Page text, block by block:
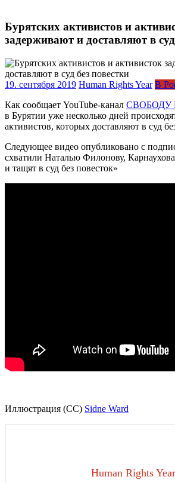
Бурятских активистов и
задерживают и доставляют в
19. сентября 2019 Human Rights Year В
Как сообщает YouTube-канал СВОБОДУ
в Бурятии уже несколько дней
активистов, которых доставляют в суд
Следующее видео опубликовано с
схватили Наталью Филонову,
и тащят в суд без повесток»
Иллюстрация (СС) Sidne Ward
Human Rights Year